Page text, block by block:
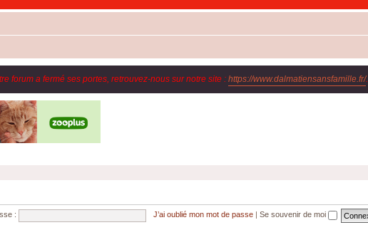
forum a fermé ses portes, retrouvez-nous sur notre site : https://www.dalmatiensansfamille.fr/.
: J’ai oublié mon mot de passe Se souvenir de moi